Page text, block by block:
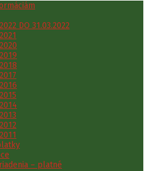
DO 31.03.2022
– platné